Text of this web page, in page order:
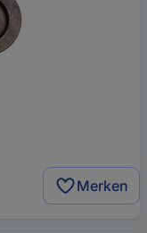
Merken